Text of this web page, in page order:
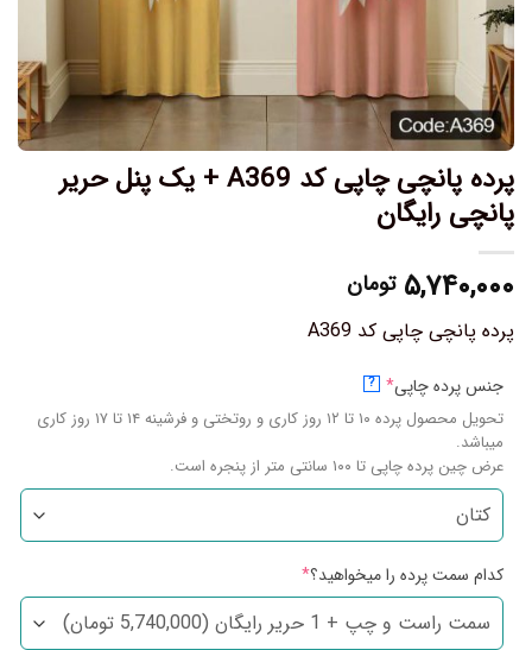
پرده پانچی چاپی کد A369 + یک پنل حریر
پانچی رایگان
۵,۷۴۰,۰۰۰ تومان
پرده پانچی چاپی کد A369
جنس پرده چاپی*
?
تحویل محصول پرده ۱۰ تا ۱۲ روز کاری و روتختی و فرشینه ۱۴ تا ۱۷ روز کاری
میباشد.
عرض چین پرده چاپی تا ۱۰۰ سانتی متر از پنجره است.
کدام سمت پرده را میخواهید؟*